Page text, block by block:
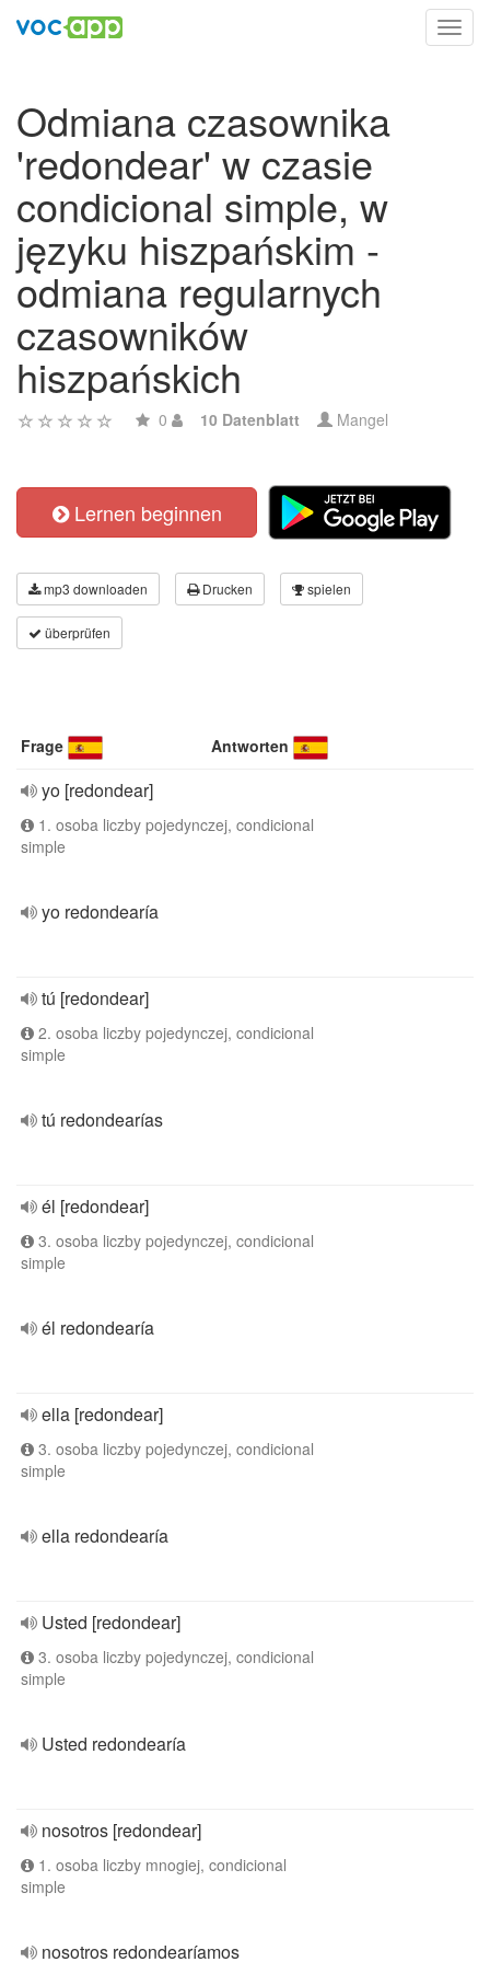
Odmiana czasownika
'redondear' w czasie
condicional simple, w
języku hiszpańskim -
odmiana regularnych
czasowników
hiszpańskich
0 10 Datenblatt Mangel
Lernen beginnen
mp3 downloaden Drucken spielen
überprüfen
Frage Antworten
yo [redondear]
1. osoba liczby pojedynczej, condicional
simple
yo redondearía
tú [redondear]
2. osoba liczby pojedynczej, condicional
simple
tú redondearías
él [redondear]
3. osoba liczby pojedynczej, condicional
simple
él redondearía
ella [redondear]
3. osoba liczby pojedynczej, condicional
simple
ella redondearía
Usted [redondear]
3. osoba liczby pojedynczej, condicional
simple
Usted redondearía
nosotros [redondear]
1. osoba liczby mnogiej, condicional
simple
nosotros redondearíamos